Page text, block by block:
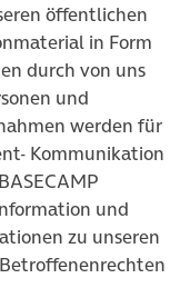
öffentlichen
in Form
durch von uns
und
werden für
Kommunikation
und
zu unseren